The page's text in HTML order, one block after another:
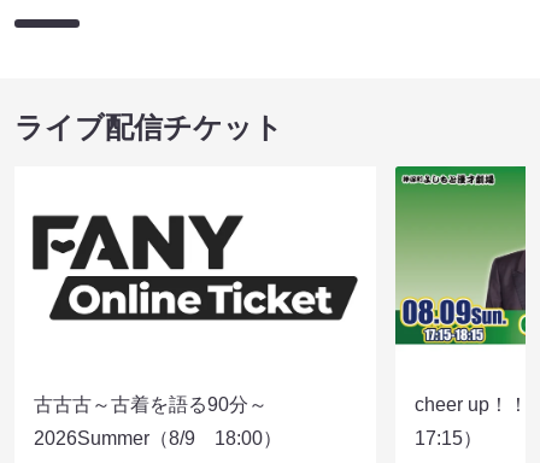
ライブ配信チケット
古古古～古着を語る90分～
2026Summer（8/9 18:00）
cheer up！
17:15）